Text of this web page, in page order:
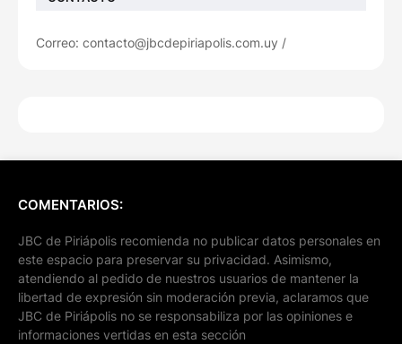
Correo: contacto@jbcdepiriapolis.com.uy /
COMENTARIOS:
JBC de Piriápolis recomienda no publicar datos personales en
este espacio para preservar su privacidad. Asimismo,
atendiendo al pedido de nuestros usuarios de mantener la
libertad de expresión sin moderación previa, aclaramos que
JBC de Piriápolis no se responsabiliza por las opiniones e
informaciones vertidas en esta sección